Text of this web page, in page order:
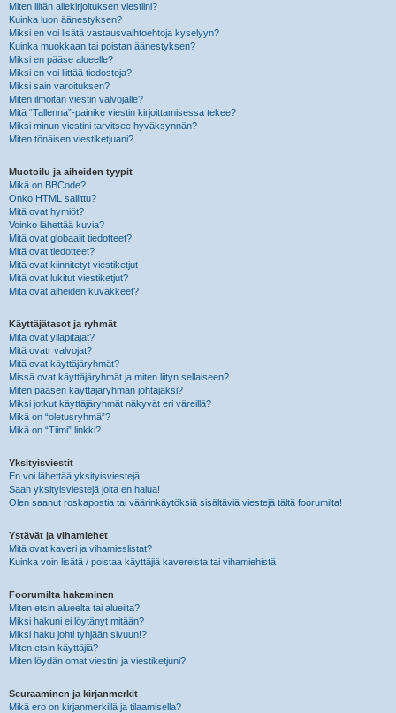
Miten liitän allekirjoituksen viestiini?
Kuinka luon äänestyksen?
Miksi en voi lisätä vastausvaihtoehtoja kyselyyn?
Kuinka muokkaan tai poistan äänestyksen?
Miksi en pääse alueelle?
Miksi en voi liittää tiedostoja?
Miksi sain varoituksen?
Miten ilmoitan viestin valvojalle?
Mitä “Tallenna”-painike viestin kirjoittamisessa tekee?
Miksi minun viestini tarvitsee hyväksynnän?
Miten tönäisen viestiketjuani?
Muotoilu ja aiheiden tyypit
Mikä on BBCode?
Onko HTML sallittu?
Mitä ovat hymiöt?
Voinko lähettää kuvia?
Mitä ovat globaalit tiedotteet?
Mitä ovat tiedotteet?
Mitä ovat kiinnitetyt viestiketjut
Mitä ovat lukitut viestiketjut?
Mitä ovat aiheiden kuvakkeet?
Käyttäjätasot ja ryhmät
Mitä ovat ylläpitäjät?
Mitä ovatr valvojat?
Mitä ovat käyttäjäryhmät?
Missä ovat käyttäjäryhmät ja miten liityn sellaiseen?
Miten pääsen käyttäjäryhmän johtajaksi?
Miksi jotkut käyttäjäryhmät näkyvät eri väreillä?
Mikä on “oletusryhmä”?
Mikä on “Tiimi” linkki?
Yksityisviestit
En voi lähettää yksityisviestejä!
Saan yksityisviestejä joita en halua!
Olen saanut roskapostia tai väärinkäytöksiä sisältäviä viestejä tältä foorumilta!
Ystävät ja vihamiehet
Mitä ovat kaveri ja vihamieslistat?
Kuinka voin lisätä / poistaa käyttäjiä kavereista tai vihamiehistä
Foorumilta hakeminen
Miten etsin alueelta tai alueilta?
Miksi hakuni ei löytänyt mitään?
Miksi haku johti tyhjään sivuun!?
Miten etsin käyttäjiä?
Miten löydän omat viestini ja viestiketjuni?
Seuraaminen ja kirjanmerkit
Mikä ero on kirjanmerkillä ja tilaamisella?